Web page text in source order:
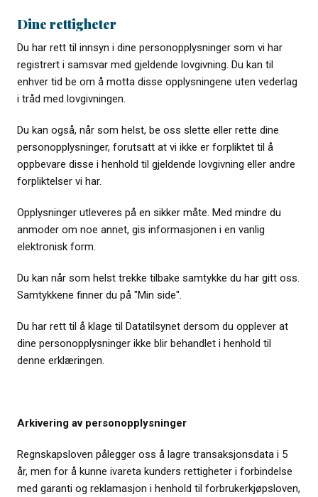
Dine rettigheter
Du har rett til innsyn i dine personopplysninger som vi har
registrert i samsvar med gjeldende lovgivning. Du kan til
enhver tid be om å motta disse opplysningene uten vederlag
i tråd med lovgivningen.
Du kan også, når som helst, be oss slette eller rette dine
personopplysninger, forutsatt at vi ikke er forpliktet til å
oppbevare disse i henhold til gjeldende lovgivning eller andre
forpliktelser vi har.
Opplysninger utleveres på en sikker måte. Med mindre du
anmoder om noe annet, gis informasjonen i en vanlig
elektronisk form.
Du kan når som helst trekke tilbake samtykke du har gitt oss.
Samtykkene finner du på "Min side".
Du har rett til å klage til Datatilsynet dersom du opplever at
dine personopplysninger ikke blir behandlet i henhold til
denne erklæringen.
Arkivering av personopplysninger
Regnskapsloven pålegger oss å lagre transaksjonsdata i 5
år, men for å kunne ivareta kunders rettigheter i forbindelse
med garanti og reklamasjon i henhold til forbrukerkjøpsloven,